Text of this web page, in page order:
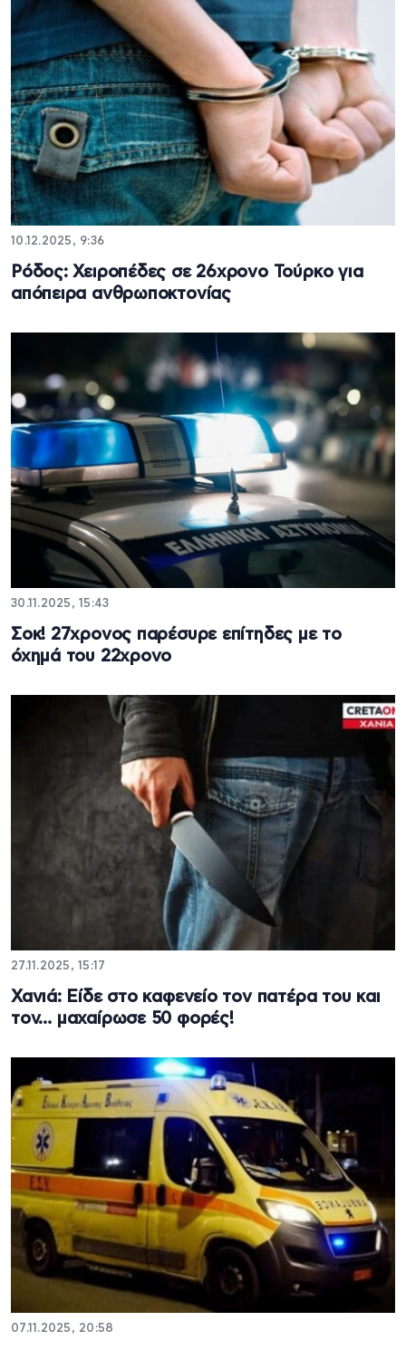
10.12.2025, 9:36
Ρόδος: Χειροπέδες σε 26χρονο Τούρκο για
απόπειρα ανθρωποκτονίας
30.11.2025, 15:43
Σοκ! 27χρονος παρέσυρε επίτηδες με το
όχημά του 22χρονο
27.11.2025, 15:17
Χανιά: Είδε στο καφενείο τον πατέρα του και
τον… μαχαίρωσε 50 φορές!
07.11.2025, 20:58